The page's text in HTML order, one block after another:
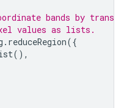
bands by
values as lists.
. reduceRegion({
(),